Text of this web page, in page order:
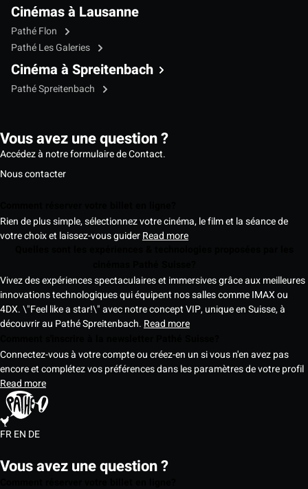
Cinémas à Lausanne
Pathé Flon
Pathé Les Galeries
Cinéma à Spreitenbach
Pathé Spreitenbach
Vous avez une question ?
Accédez à notre formulaire de Contact.
Nous contacter
Rien de plus simple, sélectionnez votre cinéma, le film et la séance de
votre choix et laissez-vous guiderRead more
Vivez des expériences spectaculaires et immersives grâce aux meilleures
innovations technologiques qui équipent nos salles comme IMAX ou
4DX. \"Feel like a star!\" avec notre concept VIP, unique en Suisse, à
découvrir au Pathé Spreitenbach. Read more
Connectez-vous à votre compte ou créez-en un si vous n'en avez pas
encore et complétez vos préférences dans les paramètres de votre profil
Read more
FREN DE
Vous avez une question ?